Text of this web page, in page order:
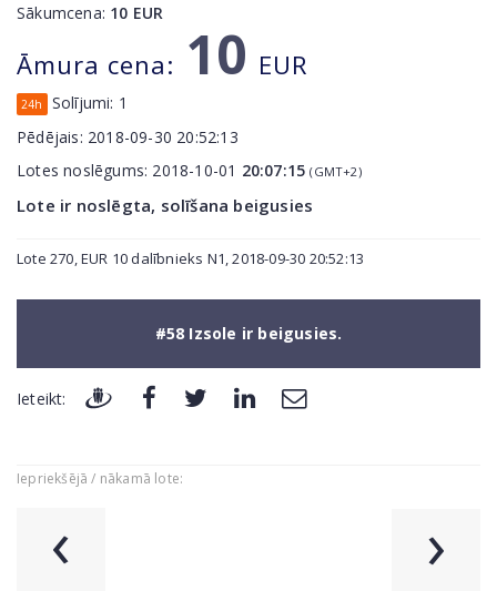
Sākumcena: 10 EUR
Āmura cena: 10 EUR
24h Solījumi: 1
Pēdējais: 2018-09-30 20:52:13
Lotes noslēgums: 2018-10-01 20:07:15 (GMT+2)
Lote ir noslēgta, solīšana beigusies
Lote 270, EUR 10 dalībnieks N1, 2018-09-30 20:52:13
#58 Izsole ir beigusies.
Ieteikt:
Iepriekšējā / nākamā lote:
‹ ›